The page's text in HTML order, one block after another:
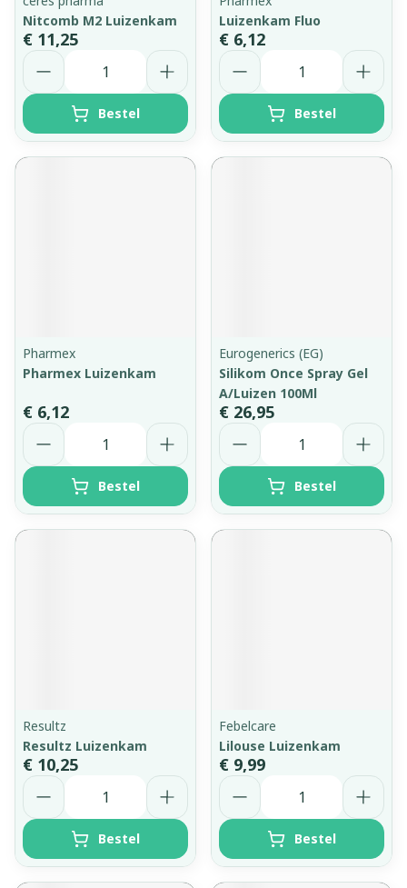
Nitcomb M2 Luizenkam
€ 11,25
Aantal
Bestel
Luizenkam Fluo
€ 6,12
Aantal
Bestel
Pharmex
Pharmex Luizenkam
€ 6,12
Aantal
Bestel
Eurogenerics (EG)
Silikom Once Spray Gel
A/Luizen 100Ml
€ 26,95
Aantal
Bestel
Resultz
Resultz Luizenkam
€ 10,25
Aantal
Bestel
Febelcare
Lilouse Luizenkam
€ 9,99
Aantal
Bestel